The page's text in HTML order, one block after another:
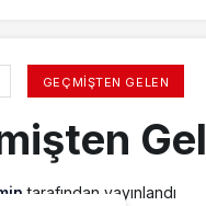
GEÇMIŞTEN GELEN
tarafından yayınlandı